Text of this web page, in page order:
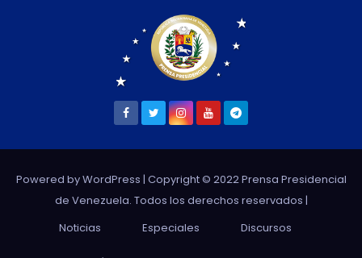
Powered by WordPress | Copyright © 2022 Prensa Presidencial
de Venezuela. Todos los derechos reservados |
Noticias
Especiales Discursos